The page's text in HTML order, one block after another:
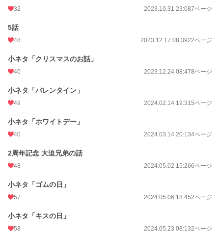
32 2023.10.31 23:087ページ
5話
48 2023.12.17 08:3922ページ
小ネタ「クリスマスのお話」
40 2023.12.24 08:478ページ
小ネタ「バレンタイン」
49 2024.02.14 19:315ページ
小ネタ「ホワイトデー」
40 2024.03.14 20:134ページ
2周年記念 大迫兄弟の話
48 2024.05.02 15:266ページ
小ネタ「ゴムの日」
57 2024.05.06 18:452ページ
小ネタ「キスの日」
58 2024.05.23 08:132ページ